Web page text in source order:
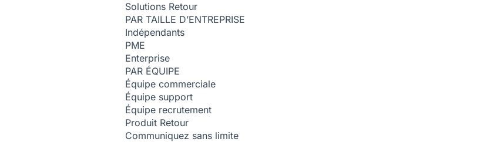
Solutions Retour
PAR TAILLE D’ENTREPRISE
Indépendants
PME
Enterprise
PAR ÉQUIPE
Équipe commerciale
Équipe support
Équipe recrutement
Produit Retour
Communiquez sans limite